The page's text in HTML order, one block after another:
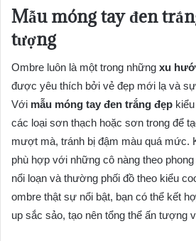
Mẫu móng tay đen
tượng
Ombre luôn là một trong những xu
được yêu thích bởi vẻ đẹp mới lạ và
Với mẫu móng tay đen trắng đẹp
các loại sơn thạch hoặc sơn trong để
mượt mà, tránh bị đậm màu quá mức.
phù hợp với những cô nàng theo
nổi loạn và thường phối đồ theo kiểu
ombre thật sự nổi bật, bạn có thể kết
up sắc sảo, tạo nên tổng thể ấn tượng